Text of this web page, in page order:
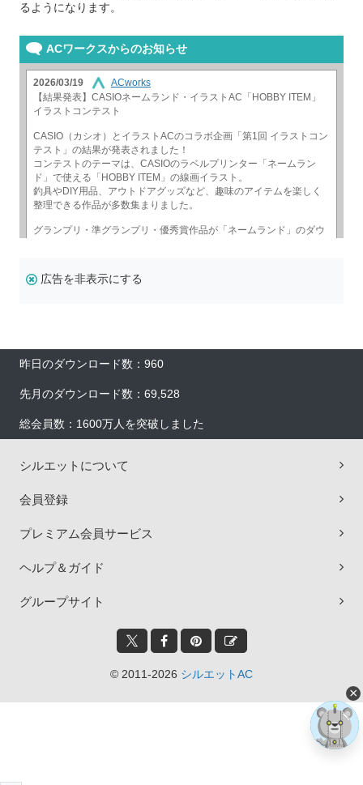
るようになります。
広告を非表示にする
昨日のダウンロード数：960
先月のダウンロード数：69,528
総会員数：1600万人を突破しました
シルエットについて
会員登録
プレミアム会員サービス
ヘルプ＆ガイド
グループサイト
© 2011-2026 シルエットAC
×